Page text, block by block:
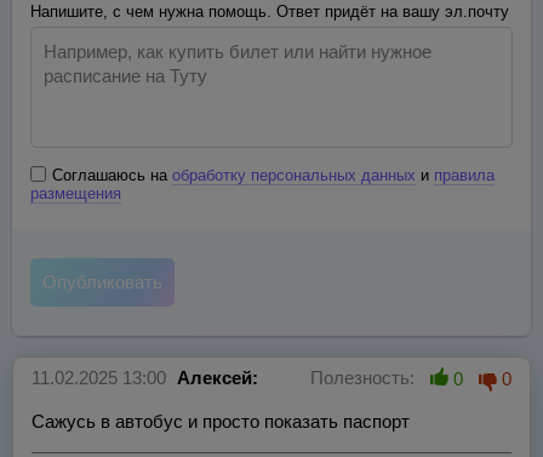
Напишите, с чем нужна помощь. Ответ придёт на вашу эл.почту
Соглашаюсь на обработку персональных данных и правила
размещения
11.02.2025 13:00 Алексей: Полезность: 0 0
Сажусь в автобус и просто показать паспорт